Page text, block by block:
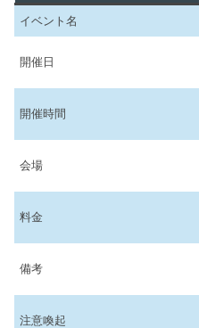
イベント名
開催日
開催時間
会場
料金
備考
注意喚起